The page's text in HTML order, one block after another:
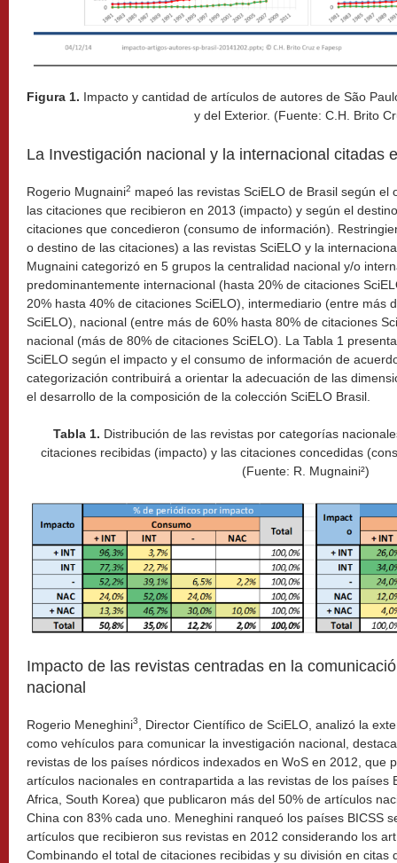
Figura 1. Impacto y cantidad de artículos de autores de São
y del Exterior. (Fuente: C.H. Brito
La Investigación nacional y la internacional citadas
Rogerio Mugnaini2 mapeó las revistas SciELO de Brasil según el
las citaciones que recibieron en 2013 (impacto) y según el
citaciones que concedieron (consumo de información).
o destino de las citaciones) a las revistas SciELO y la
Mugnaini categorizó en 5 grupos la centralidad nacional y/o
predominantemente internacional (hasta 20% de citaciones
20% hasta 40% de citaciones SciELO), intermediario (entre más
SciELO), nacional (entre más de 60% hasta 80% de citaciones
nacional (más de 80% de citaciones SciELO). La Tabla 1
SciELO según el impacto y el consumo de información de
categorización contribuirá a orientar la adecuación de las
el desarrollo de la composición de la colección SciELO Brasil.
Tabla 1. Distribución de las revistas por categorías
citaciones recibidas (impacto) y las citaciones concedidas
(Fuente: R. Mugnaini²)
Impacto de las revistas centradas en la
nacional
Rogerio Meneghini3
, Director Científico de SciELO, analizó la
como vehículos para comunicar la investigación nacional,
revistas de los países nórdicos indexados en WoS en 2012, que
artículos nacionales en contrapartida a las revistas de los países
Africa, South Korea) que publicaron más del 50% de artículos
China con 83% cada uno. Meneghini ranqueó los países BICSS
artículos que recibieron sus revistas en 2012 considerando los
Combinando el total de citaciones recibidas y su división en citas